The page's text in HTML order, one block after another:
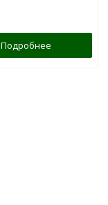
Подробнее